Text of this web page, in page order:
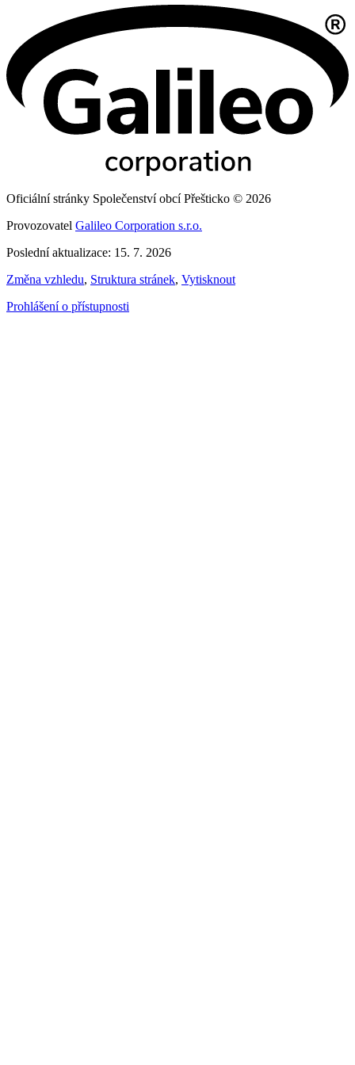
Oficiální stránky Společenství obcí Přešticko © 2026
Provozovatel Galileo Corporation s.r.o.
Poslední aktualizace: 15. 7. 2026
Změna vzhledu, Struktura stránek, Vytisknout
Prohlášení o přístupnosti